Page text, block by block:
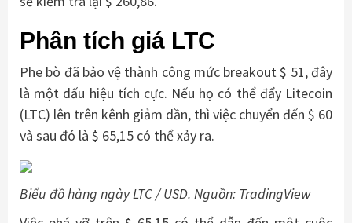
Phân tích giá LTC
Phe bò đã bảo vệ thành công mức breakout $ 51, đây
là một dấu hiệu tích cực. Nếu họ có thể đẩy Litecoin
(LTC) lên trên kênh giảm dần, thì việc chuyển đến $ 60
và sau đó là $ 65,15 có thể xảy ra.
Biểu đồ hàng ngày LTC / USD. Nguồn: TradingView